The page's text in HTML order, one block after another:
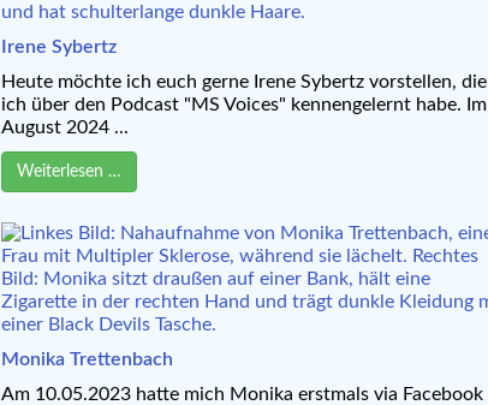
Irene Sybertz
Heute möchte ich euch gerne Irene Sybertz vorstellen, die
ich über den Podcast "MS Voices" kennengelernt habe. Im
August 2024 ...
Weiterlesen …
Monika Trettenbach
Am 10.05.2023 hatte mich Monika erstmals via Facebook